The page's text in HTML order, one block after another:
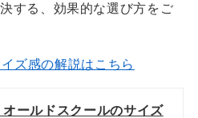
する、効果的な選び方をご
ズ感の解説はこちら
オールドスクールのサイズ